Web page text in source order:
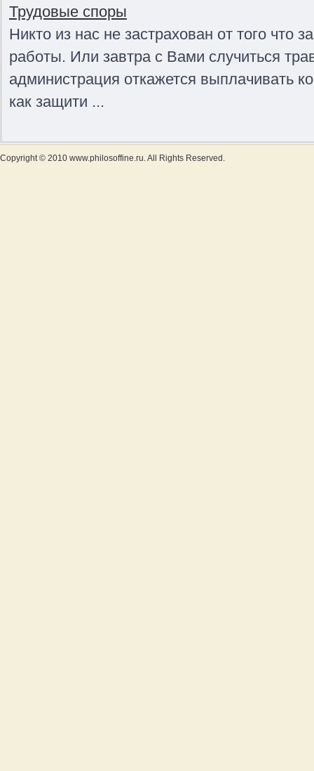
Трудовые споры
Никто из нас не застрахован от того что
работы. Или завтра с Вами случиться
администрация откажется выплачивать
как защити ...
Copyright © 2010 www.philosoffine.ru. All Rights Reserved.